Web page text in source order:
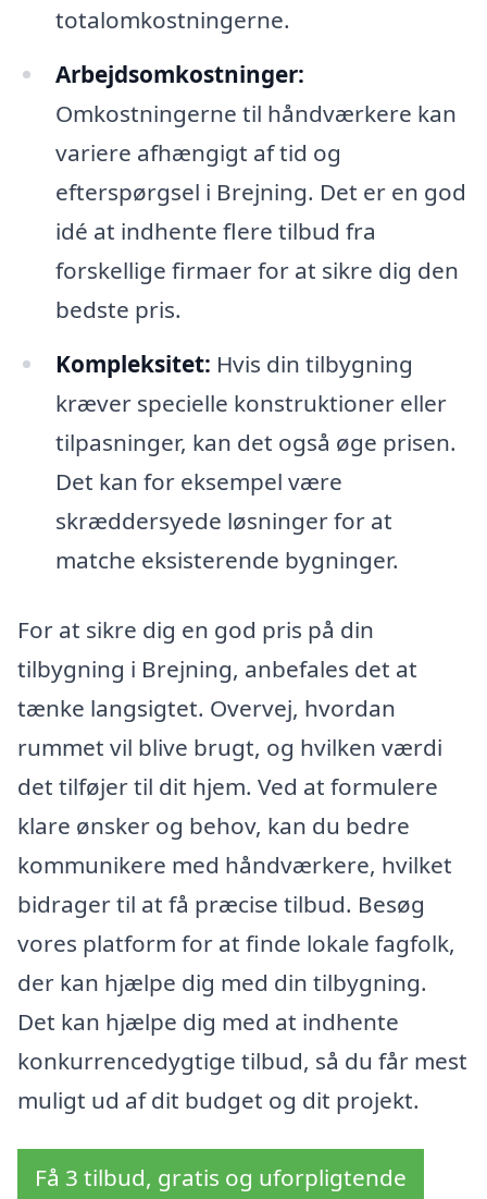
totalomkostningerne.
Arbejdsomkostninger:
Omkostningerne til håndværkere kan
variere afhængigt af tid og
efterspørgsel i Brejning. Det er en god
idé at indhente flere tilbud fra
forskellige firmaer for at sikre dig den
bedste pris.
Kompleksitet: Hvis din tilbygning
kræver specielle konstruktioner eller
tilpasninger, kan det også øge prisen.
Det kan for eksempel være
skræddersyede løsninger for at
matche eksisterende bygninger.
For at sikre dig en god pris på din
tilbygning i Brejning, anbefales det at
tænke langsigtet. Overvej, hvordan
rummet vil blive brugt, og hvilken værdi
det tilføjer til dit hjem. Ved at formulere
klare ønsker og behov, kan du bedre
kommunikere med håndværkere, hvilket
bidrager til at få præcise tilbud. Besøg
vores platform for at finde lokale fagfolk,
der kan hjælpe dig med din tilbygning.
Det kan hjælpe dig med at indhente
konkurrencedygtige tilbud, så du får mest
muligt ud af dit budget og dit projekt.
Få 3 tilbud, gratis og uforpligtende